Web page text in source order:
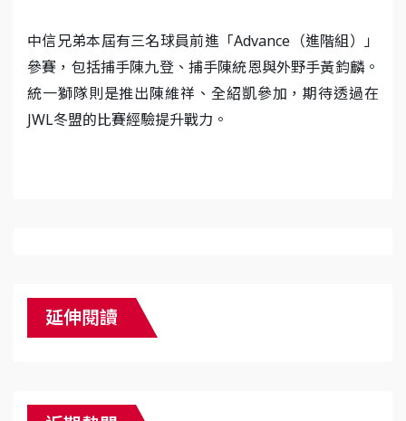
中信兄弟本屆有三名球員前進「Advance（進階組）」
參賽，包括捕手陳九登、捕手陳統恩與外野手黃鈞麟。
統一獅隊則是推出陳維祥、全紹凱參加，期待透過在
JWL冬盟的比賽經驗提升戰力。
延伸閱讀